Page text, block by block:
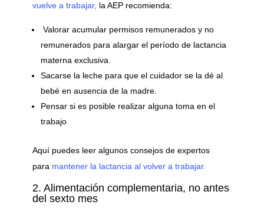
vuelve a trabajar, la AEP recomienda:
Valorar acumular permisos remunerados y no
remunerados para alargar el período de lactancia
materna exclusiva.
Sacarse la leche para que el cuidador se la dé al
bebé en ausencia de la madre.
Pensar si es posible realizar alguna toma en el
trabajo
Aquí puedes leer algunos consejos de expertos
para mantener la lactancia al volver a trabajar.
2. Alimentación complementaria, no antes
del sexto mes